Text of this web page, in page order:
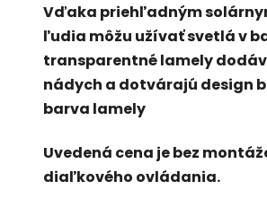
Vďaka priehľadným
ľudia môžu užívať svetlá v
transparentné lamely
nádych a dotvárajú design
barva lamely
Uvedená cena je bez
diaľkového ovládania.